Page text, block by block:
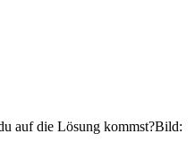
auf die Lösung kommst?Bild: